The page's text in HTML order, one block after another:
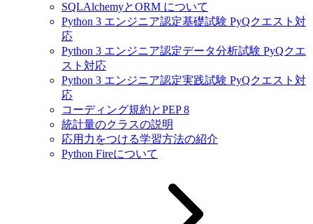
SQLAlchemyとORM について
Python 3 エンジニア認定基礎試験 PyQクエスト対
応
Python 3 エンジニア認定データ分析試験 PyQクエ
スト対応
Python 3 エンジニア認定実践試験 PyQクエスト対
応
コーディング規約とPEP 8
統計量のクラスの説明
応用力をつける学習方法の紹介
Python Fireについて